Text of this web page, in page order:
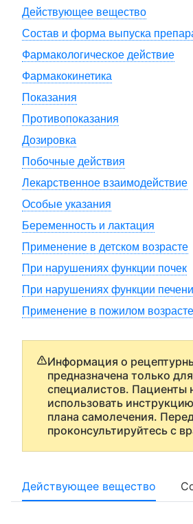
Действующее вещество
Состав и форма выпуска
Фармакологическое действие
Фармакокинетика
Показания
Противопоказания
Дозировка
Побочные действия
Лекарственное взаимодействие
Особые указания
Беременность и лактация
Применение в детском возрасте
При нарушениях функции почек
При нарушениях функции печени
Применение в пожилом возрасте
Информация о
предназначена только для
специалистов. Пациенты
использовать
плана самолечения.
проконсультируйтесь с
Действующее вещество